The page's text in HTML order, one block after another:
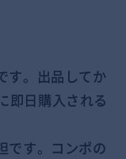
す。出品してか
即日購入される
です。コンポの